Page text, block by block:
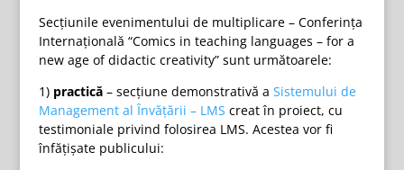
Secţiunile evenimentului de multiplicare – Conferinţa
Internaţională “Comics in teaching languages – for a
new age of didactic creativity” sunt următoarele:
1) practică– secţiune demonstrativă a Sistemului de
Management al Învăţării – LMS creat în proiect, cu
testimoniale privind folosirea LMS. Acestea vor fi
înfăţişate publicului: